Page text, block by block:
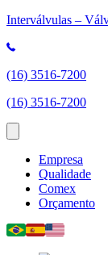
Interválvulas –
(16) 3516-7200
(16) 3516-7200
Empresa
Qualidade
Comex
Orçamento